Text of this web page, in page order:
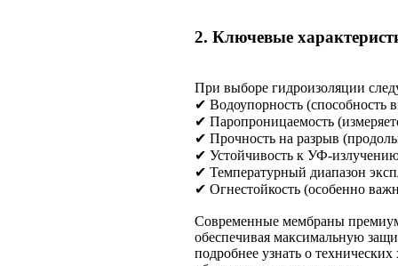
2. Ключевые
При выборе гидроизоляции
✔ Водоупорность (способность
✔ Паропроницаемость
✔ Прочность на разрыв
✔ Устойчивость к УФ-
✔ Температурный диапазон
✔ Огнестойкость (особенно
Современные мембраны
обеспечивая максимальную
подробнее узнать о